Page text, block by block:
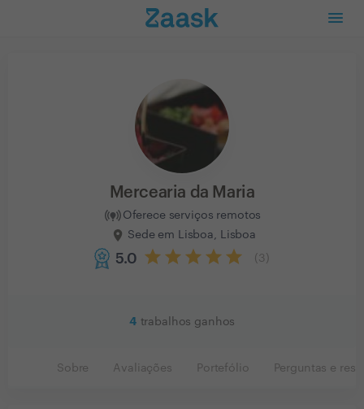
Mercearia da Maria
Oferece serviços remotos
Sede em Lisboa, Lisboa
5.0 3
4 trabalhos ganhos
Sobre Avaliações Portefólio Perguntas e